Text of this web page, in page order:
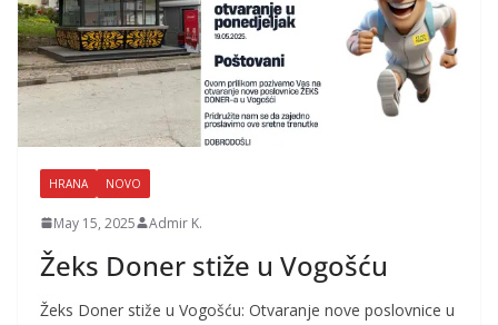
HRANA NOVO
May 15, 2025 Admir K.
Žeks Doner stiže u Vogošću
Žeks Doner stiže u Vogošću: Otvaranje nove poslovnice u